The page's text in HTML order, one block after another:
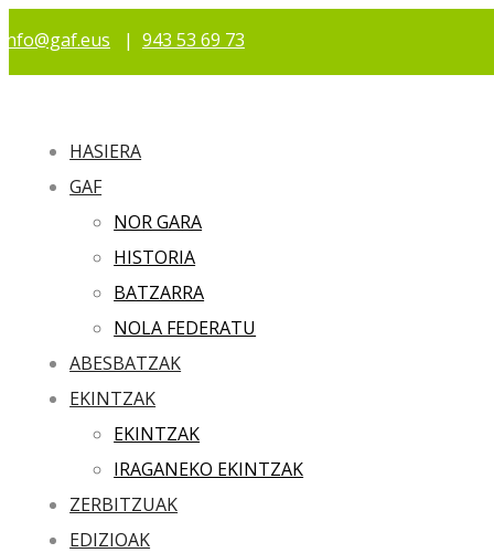
info@gaf.eus | 943 53 69 73
HASIERA
GAF
NOR GARA
HISTORIA
BATZARRA
NOLA FEDERATU
ABESBATZAK
EKINTZAK
EKINTZAK
IRAGANEKO EKINTZAK
ZERBITZUAK
EDIZIOAK